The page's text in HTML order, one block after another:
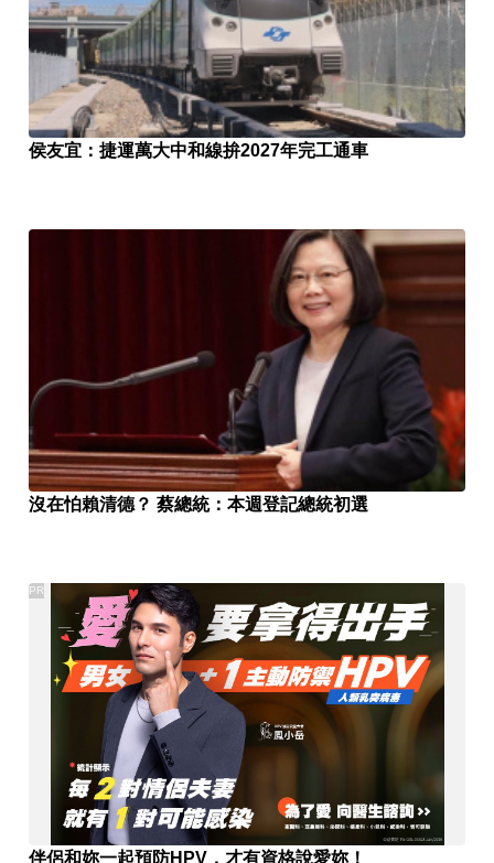
侯友宜：捷運萬大中和線拚2027年完工通車
沒在怕賴清德？ 蔡總統：本週登記總統初選
伴侶和妳一起預防HPV，才有資格說愛妳！
PR